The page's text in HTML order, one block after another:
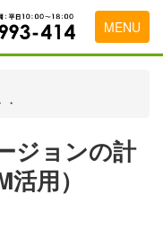
MENU
ジョンの計
用）